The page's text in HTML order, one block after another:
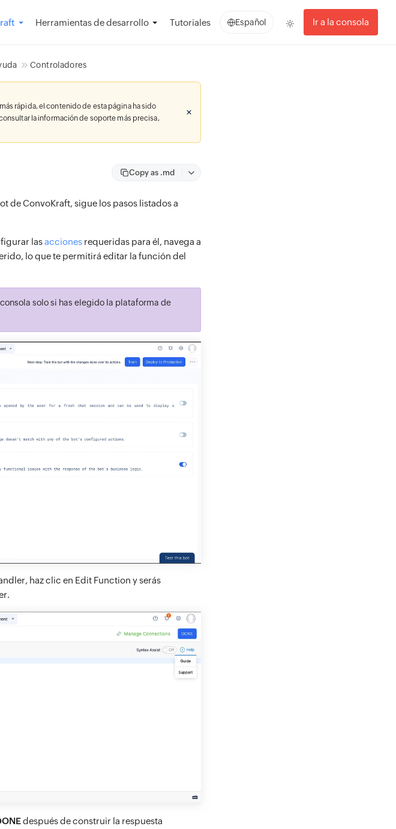
Herramientas de desarrollo Tutoriales Español Ir a la consola
Controladores
rápida, el contenido de esta página ha sido
la información de soporte más precisa,
Copy as .md
de ConvoKraft, sigue los pasos listados a
lasacciones requeridas para él, navega a
lo que te permitirá editar la función del
solo si has elegido la plataforma de
haz clic en Edit Function y serás
después de construir la respuesta